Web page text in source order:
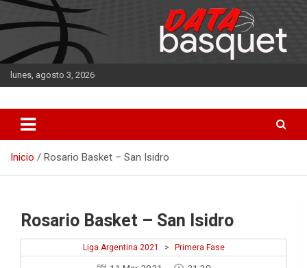
Saltar
al
contenido
lunes, agosto 3, 2026
DATA Basquet
Inicio Rosario Basket – San Isidro
Rosario Basket – San Isidro
Liga Argentina 2021 > Primera Fase